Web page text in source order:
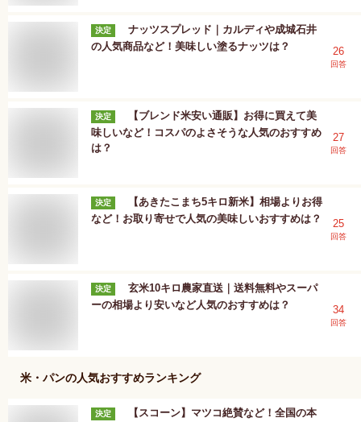
決定
ナッツスプレッド｜カルディや成城石井
の人気商品など！美味しい塗るナッツは？
26
回答
決定
【ブレンド米安い通販】お得に買えて美
味しいなど！コスパのよさそうな人気のおすすめ
は？
27
回答
決定
【あきたこまち5キロ新米】相場よりお得
など！お取り寄せで人気の美味しいおすすめは？
25
回答
決定
玄米10キロ農家直送｜送料無料やスーパ
ーの相場より安いなど人気のおすすめは？
34
回答
米・パンの人気おすすめランキング
決定
【スコーン】マツコ絶賛など！全国の本